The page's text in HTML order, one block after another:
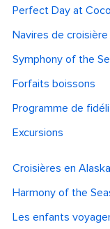
Perfect Day at
Navires de croisière
Symphony of the
Forfaits boissons
Programme de
Excursions
Croisières en Alaska
Harmony of the
Les enfants